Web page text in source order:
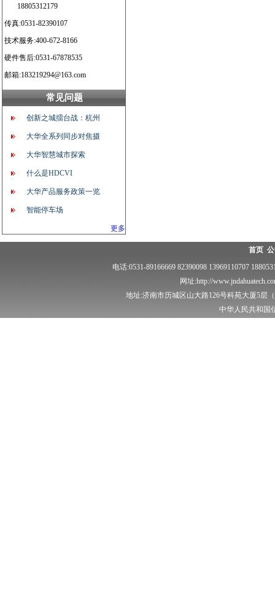
18805312179
传真:0531-82390107
技术服务:400-672-8166
硬件售后:0531-67878535
邮箱:183219294@163.com
常见问题
创新之城擂台战：杭州
大华全系列同步对焦摄
大华智慧城市探索
什么是HDCVI
大华产品服务政策一览
智能停车场
更多
首页
电话:0531-89166669 82390098 13969110707
网址:http://
地址:济南市历城区山大路126号科苑大厦5层
中华人民共和国